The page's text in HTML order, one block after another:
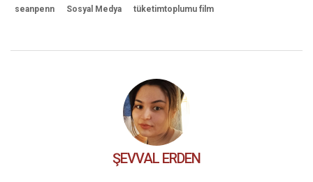
seanpenn Sosyal Medya tüketimtoplumu film
ŞEVVAL ERDEN